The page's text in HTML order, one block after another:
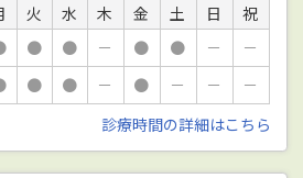
火 水 木 金 土 日
祝
● ● － ● ● －
－
● ● － ● － －
－
診療時間の詳細はこちら